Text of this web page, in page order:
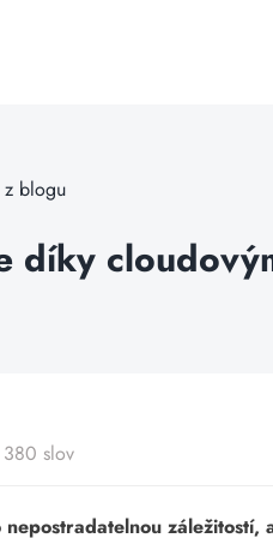
z blogu
díky
380 slov
záležitostí,